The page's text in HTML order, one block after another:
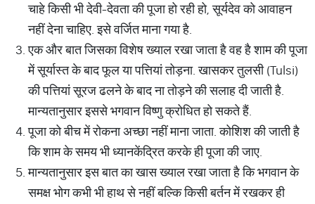
चाहे किसी भी देवी-देवता की पूजा हो रही हो, सूर्यदेव को आवाहन
नहीं देना चाहिए. इसे वर्जित माना गया है.
एक और बात जिसका विशेष ख्याल रखा जाता है वह है शाम की पूजा
में सूर्यास्त के बाद फूल या पत्तियां तोड़ना. खासकर तुलसी (Tulsi)
की पत्तियां सूरज ढलने के बाद ना तोड़ने की सलाह दी जाती है.
मान्यतानुसार इससे भगवान विष्णु क्रोधित हो सकते हैं.
पूजा को बीच में रोकना अच्छा नहीं माना जाता. कोशिश की जाती है
कि शाम के समय भी ध्यानकेंद्रित करके ही पूजा की जाए.
मान्यतानुसार इस बात का खास ख्याल रखा जाता है कि भगवान के
समक्ष भोग कभी भी हाथ से नहीं बल्कि किसी बर्तन में रखकर ही